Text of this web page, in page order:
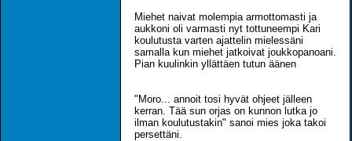
Miehet naivat molempia armottomasti ja
aukkoni oli varmasti nyt tottuneempi Kari
koulutusta varten ajattelin mielessäni
samalla kun miehet jatkoivat joukkopanoani.
Pian kuulinkin yllättäen tutun äänen
"Moro... annoit tosi hyvät ohjeet jälleen
kerran. Tää sun orjas on kunnon lutka jo
ilman koulutustakin" sanoi mies joka takoi
persettäni.